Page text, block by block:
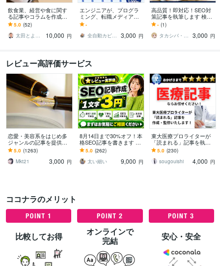
飲食業、経営や食に関す
る記事やコラムを作成し
ます 大手企業や食べログ
のコラム、社内報や経済
誌など実績多数！
5.0 (52)
太田とよしき
10,000 円
エンジニアが、プログラ
ミング、転職メディア作
ります 独学未経験からIT
エンジニアへ転身した経
験を活かし初心者向け
-
全自動カピバラ【AIでLINE自動集客】
3,000 円
高品質！即対応！SEO対
策記事を執筆します 検索
上位を狙える高品質記事
を丁寧に執筆します！
- (1)
タカシバ・ワークス
3,000 円
レビュー高評価サービス
恋愛・美容系をはじめ多
ジャンルの記事を提供致
します 個人ﾌﾞﾛｸﾞ記事、
まとめ記事、商品ﾚﾋﾞｭｰ等
※料金改定有
5.0 (1263)
Mkt21
3,000 円
8月14日まで30%オフ！本
格SEO記事を書きます レ
ビュー高評価5.0！スピー
ディな納品！まとめ割引
あり！
5.0 (262)
太い細い
9,000 円
東大医療プロライターが
「読まれる」記事を執筆
します SEO対策・監修案
件も万全です！
5.0 (230)
sougouishi
4,000 円
ココナラのメリット
比較してお得
オンラインで
完結
安心・安全